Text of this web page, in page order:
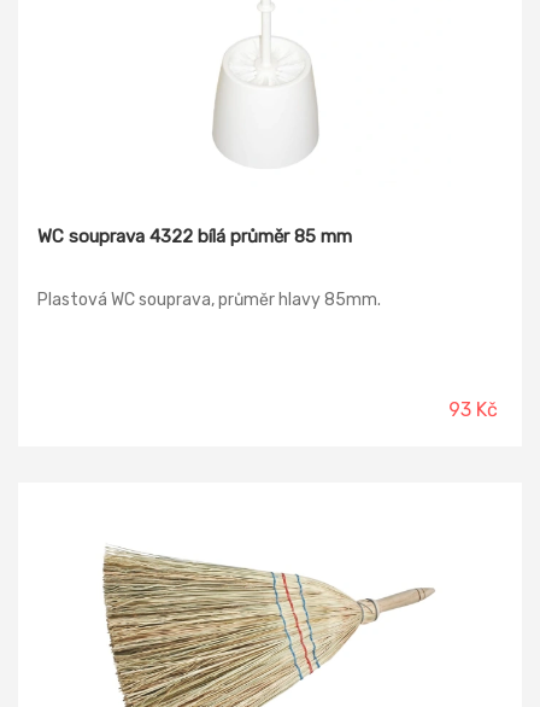
WC souprava 4322 bílá průměr 85 mm
Plastová WC souprava, průměr hlavy 85mm.
93 Kč